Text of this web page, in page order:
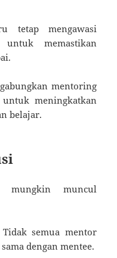
tetap mengawasi
untuk memastikan
mentoring
meningkatkan
belajar.
mungkin muncul
semua mentor
dengan mentee.